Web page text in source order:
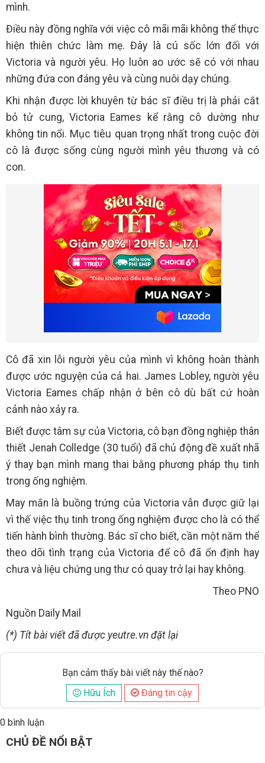
mình.
Điều này đồng nghĩa với việc cô mãi mãi không thể thực
hiện thiên chức làm mẹ. Đây là cú sốc lớn đối với
Victoria và người yêu. Họ luôn ao ước sẽ có với nhau
những đứa con đáng yêu và cùng nuôi dạy chúng.
Khi nhận được lời khuyên từ bác sĩ điều trị là phải cắt
bỏ tử cung, Victoria Eames kể rằng cô dường như
không tin nổi. Mục tiêu quan trọng nhất trong cuộc đời
cô là được sống cùng người mình yêu thương và có
con.
Cô đã xin lỗi người yêu của mình vì không hoàn thành
được ước nguyện của cả hai. James Lobley, người yêu
Victoria Eames chấp nhận ở bên cô dù bất cứ hoàn
cảnh nào xảy ra.
Biết được tâm sự của Victoria, cô bạn đồng nghiệp thân
thiết Jenah Colledge (30 tuổi) đã chủ động đề xuất nhã
ý thay bạn mình mang thai bằng phương pháp thụ tinh
trong ống nghiệm.
May mắn là buồng trứng của Victoria vẫn được giữ lại
vì thế việc thụ tinh trong ống nghiệm được cho là có thể
tiến hành bình thường. Bác sĩ cho biết, cần một năm thể
theo dõi tình trạng của Victoria để cô đã ổn định hay
chưa và liệu chứng ung thư có quay trở lại hay không.
Theo PNO
Nguồn Daily Mail
(*) Tít bài viết đã được yeutre.vn đặt lại
Bạn cảm thấy bài viết này thế nào?
Hữu Ích
Đáng tin cậy
0 bình luận